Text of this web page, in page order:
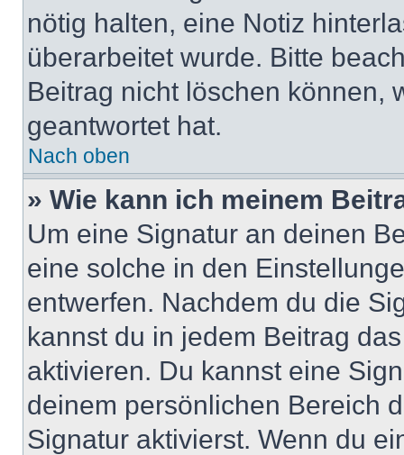
nötig halten, eine Notiz
überarbeitet wurde. Bitte
Beitrag nicht löschen können,
geantwortet hat.
Nach oben
» Wie kann ich meinem
Um eine Signatur an deinen
eine solche in den
entwerfen. Nachdem du die
kannst du in jedem Beitrag
aktivieren. Du kannst eine
deinem persönlichen Bereich
Signatur aktivierst. Wenn du